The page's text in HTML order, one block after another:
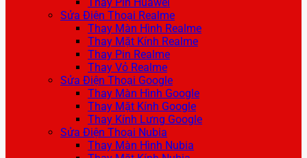
Sửa Điện Thoại Realme
Thay Màn Hình Realme
Thay Mặt Kính Realme
Thay Pin Realme
Thay Vỏ Realme
Sửa Điện Thoại Google
Thay Màn Hình Google
Thay Mặt Kính Google
Thay Kính Lưng Google
Sửa Điện Thoại Nubia
Thay Màn Hình Nubia